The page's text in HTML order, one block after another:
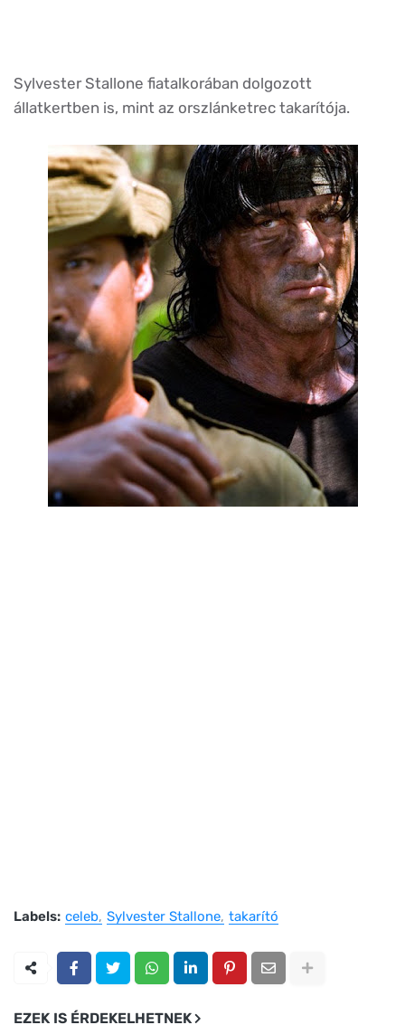
Sylvester Stallone fiatalkorában dolgozott
állatkertben is, mint az orszlánketrec takarítója.
Labels: celeb Sylvester Stallone takarító
EZEK IS ÉRDEKELHETNEK